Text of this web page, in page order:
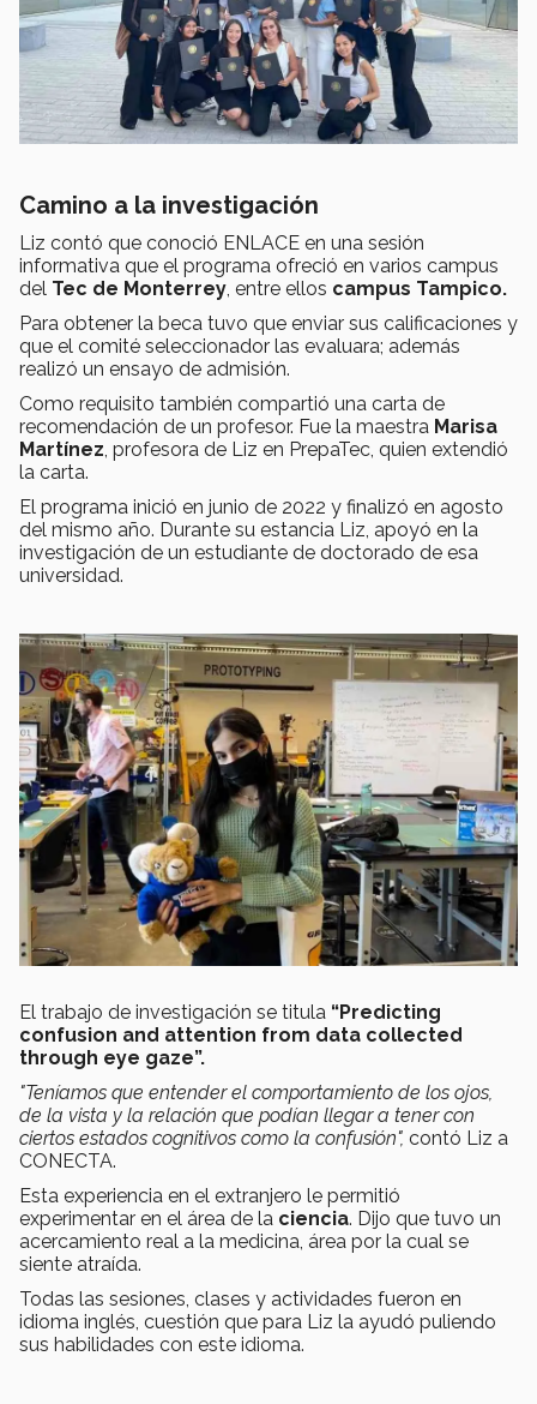
Camino a la investigación
Liz contó que conoció ENLACE en una sesión
informativa que el programa ofreció en varios campus
del Tec de Monterrey, entre ellos campus Tampico.
Para obtener la beca tuvo que enviar sus calificaciones y
que el comité seleccionador las evaluara; además
realizó un ensayo de admisión.
Como requisito también compartió una carta de
recomendación de un profesor. Fue la maestra Marisa
Martínez, profesora de Liz en PrepaTec, quien extendió
la carta.
El programa inició en junio de 2022 y finalizó en agosto
del mismo año. Durante su estancia Liz, apoyó en la
investigación de un estudiante de doctorado de esa
universidad.
El trabajo de investigación se titula “Predicting
confusion and attention from data collected
through eye gaze”.
"Teníamos que entender el comportamiento de los ojos,
de la vista y la relación que podían llegar a tener con
ciertos estados cognitivos como la confusión", contó Liz a
CONECTA.
Esta experiencia en el extranjero le permitió
experimentar en el área de la ciencia. Dijo que tuvo un
acercamiento real a la medicina, área por la cual se
siente atraída.
Todas las sesiones, clases y actividades fueron en
idioma inglés, cuestión que para Liz la ayudó puliendo
sus habilidades con este idioma.